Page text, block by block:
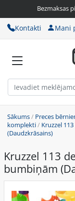
Bezmaksas
Kontakti Mani
Sākums/ Preces
komplekti/ Kruzzel
(Daudzkrāsains)
Kruzzel 113
bumbiņām